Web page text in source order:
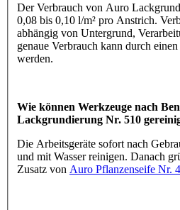
Der Verbrauch von Auro
0,08 bis 0,10 l/m² pro Anstrich.
abhängig von Untergrund,
genaue Verbrauch kann durch
werden.
Wie können Werkzeuge nach
Lackgrundierung Nr. 510
Die Arbeitsgeräte sofort nach
und mit Wasser reinigen. Danach
Zusatz von Auro Pflanzenseife Nr.